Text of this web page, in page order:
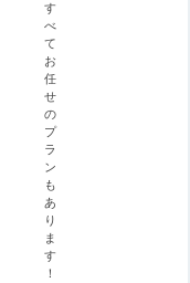
す
べ
て
お
任
せ
の
プ
ラ
ン
も
あ
り
ま
す
！